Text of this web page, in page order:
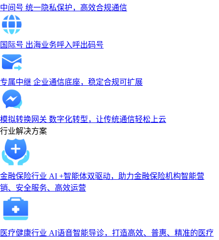
中间号 统一隐私保护，高效合规通信
国际号 出海业务呼入呼出码号
专属中继 企业通信底座，稳定合规可扩展
模拟转换网关 数字化转型，让传统通信轻松上云
行业解决方案
金融保险行业 AI +智能体双驱动，助力金融保险机构智能营
销、安全服务、高效运营
医疗健康行业 AI语音智能导诊，打造高效、普惠、精准的医疗